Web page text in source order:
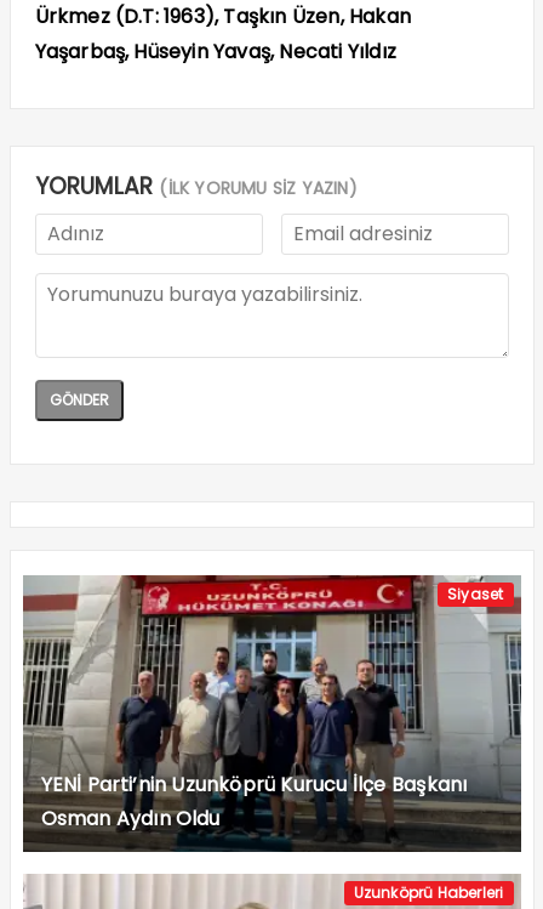
Ürkmez (D.T: 1963), Taşkın Üzen, Hakan
Yaşarbaş, Hüseyin Yavaş, Necati Yıldız
YORUMLAR (İLK YORUMU SİZ YAZIN)
Siyaset
YENİ Parti’nin Uzunköprü Kurucu İlçe Başkanı
Osman Aydın Oldu
Uzunköprü Haberleri